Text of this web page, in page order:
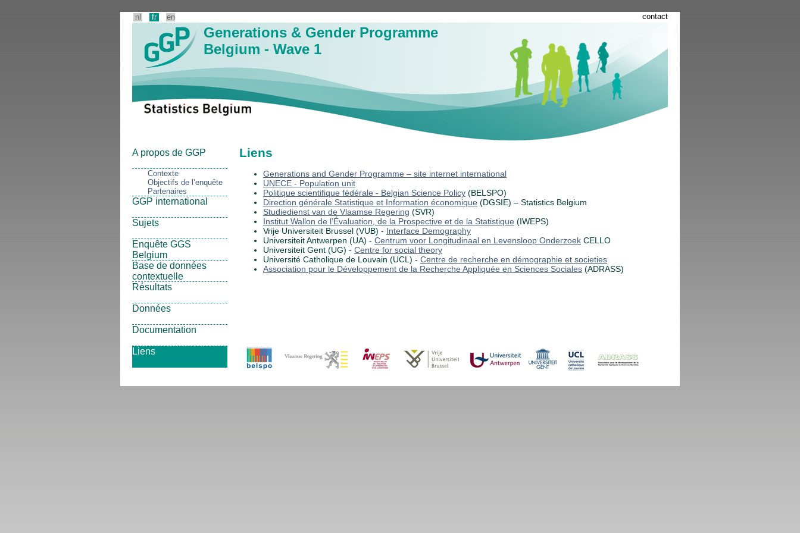
nl fr en contact
Generations & Gender Programme
Belgium - Wave 1
A propos de GGP
Contexte
Objectifs de l’enquête
Partenaires
GGP international
Sujets
Enquête GGS
Belgium
Base de données
contextuelle
Résultats
Données
Documentation
Liens
Liens
Generations and Gender Programme – site internet international
UNECE - Population unit
Politique scientifique fédérale - Belgian Science Policy (BELSPO)
Direction générale Statistique et Information économique (DGSIE) – Statistics Belgium
Studiedienst van de Vlaamse Regering (SVR)
Institut Wallon de l’Évaluation, de la Prospective et de la Statistique (IWEPS)
Vrije Universiteit Brussel (VUB) - Interface Demography
Universiteit Antwerpen (UA) - Centrum voor Longitudinaal en Levensloop Onderzoek CELLO
Universiteit Gent (UG) - Centre for social theory
Université Catholique de Louvain (UCL) - Centre de recherche en démographie et societies
Association pour le Développement de la Recherche Appliquée en Sciences Sociales (ADRASS)